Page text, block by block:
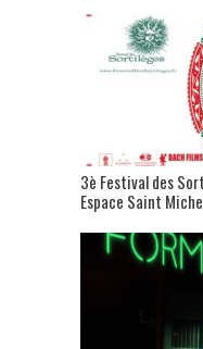
3è Festival des
Espace Saint